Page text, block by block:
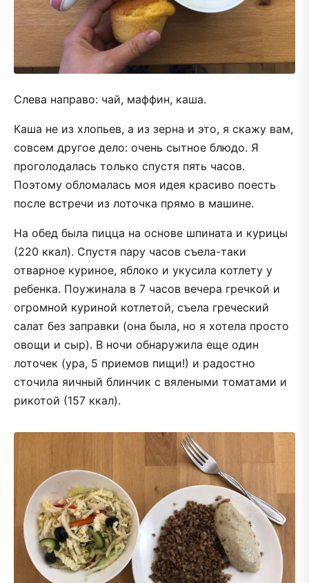
Слева направо: чай, маффин, каша.
Каша не из хлопьев, а из зерна и это, я скажу вам,
совсем другое дело: очень сытное блюдо. Я
проголодалась только спустя пять часов.
Поэтому обломалась моя идея красиво поесть
после встречи из лоточка прямо в машине.
На обед была пицца на основе шпината и курицы
(220 ккал). Спустя пару часов съела-таки
отварное куриное, яблоко и укусила котлету у
ребенка. Поужинала в 7 часов вечера гречкой и
огромной куриной котлетой, съела греческий
салат без заправки (она была, но я хотела просто
овощи и сыр). В ночи обнаружила еще один
лоточек (ура, 5 приемов пищи!) и радостно
сточила яичный блинчик с вялеными томатами и
рикотой (157 ккал).